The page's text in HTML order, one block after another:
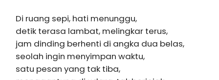
Di ruang sepi, hati menunggu,
detik terasa lambat, melingkar terus,
jam dinding berhenti di angka dua belas,
seolah ingin menyimpan waktu,
satu pesan yang tak tiba,